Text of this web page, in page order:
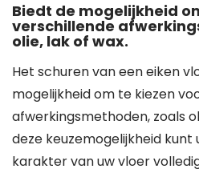
Biedt de mogelijkheid
verschillende
olie, lak of wax.
Het schuren van een eiken
mogelijkheid om te kiezen
afwerkingsmethoden, zoals
deze keuzemogelijkheid
karakter van uw vloer